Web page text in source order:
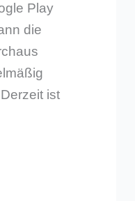
Play
die
ist